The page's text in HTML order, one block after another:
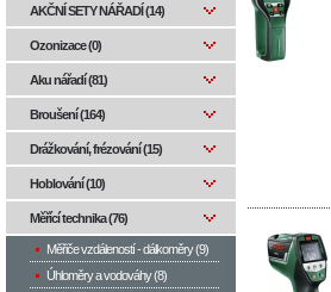
AKČNÍ SETY NÁŘADÍ (14)
Ozonizace (0)
Aku nářadí (81)
Broušení (164)
Drážkování, frézování (15)
Hoblování (10)
Měřící technika (76)
Měřiče vzdáleností - dálkoměry (9)
Úhloměry a vodováhy (8)